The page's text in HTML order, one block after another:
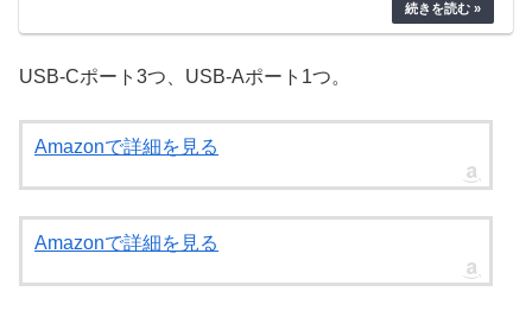
USB-Cポート3つ、USB-Aポート1つ。
Amazonで詳細を見る
Amazonで詳細を見る